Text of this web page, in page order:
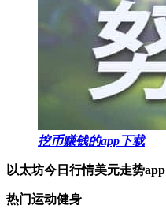
挖币赚钱的app下载
以太坊今日行情美元走势app
热门运动健身